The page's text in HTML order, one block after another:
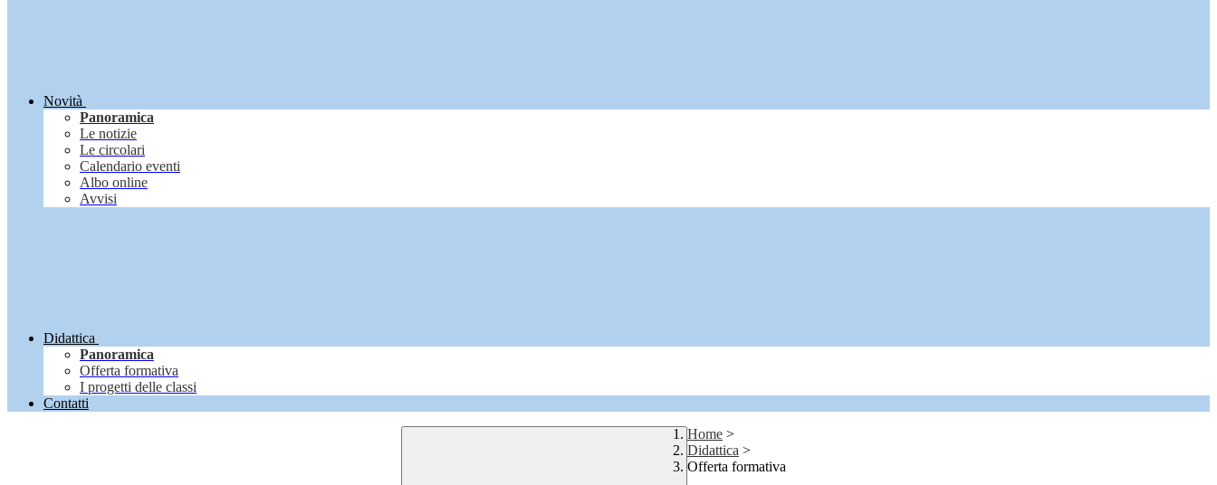
Novità
Panoramica
Le notizie
Le circolari
Calendario eventi
Albo online
Avvisi
Didattica
Panoramica
Offerta formativa
I progetti delle classi
Contatti
Home >
Didattica >
Offerta formativa